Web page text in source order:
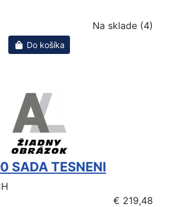
Na sklade (4)
Do košíka
SADA TESNENI
€ 219,48